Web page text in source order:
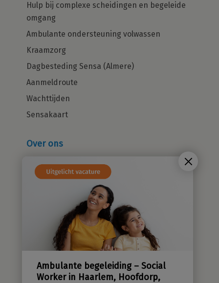
Ambulante begeleiding – Social
Worker in Haarlem, Hoofdorp,
Hulp bij complexe scheidingen en begeleide
omgang
Ambulante ondersteuning volwassen
Kraamzorg
Dagbesteding Sensa (Almere)
Aanmeldroute
Wachttijden
Sensakaart
Over ons
Cliëntenraad
Sensatieve methodiek
Groene zorg
Stichting Sensa
Contact